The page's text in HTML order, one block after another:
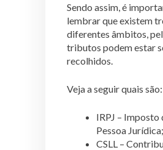
Sendo assim, é
lembrar que existem
diferentes âmbitos,
tributos podem estar
recolhidos.
Veja a seguir quais são:
IRPJ – Imposto
Pessoa Jurídica;
CSLL –